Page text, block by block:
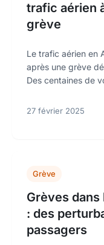
trafic aérien
grève
Le trafic aérien en
après une grève
Des centaines de
27 février 2025
Grève
Grèves
: des
passagers